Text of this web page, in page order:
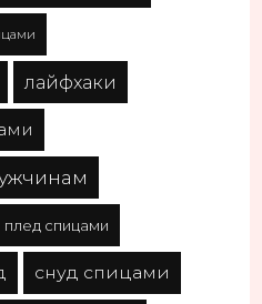
лайфхаки
плед спицами
снуд спицами